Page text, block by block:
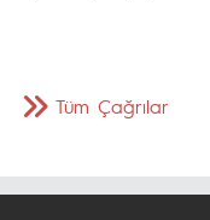
Tüm Çağrılar